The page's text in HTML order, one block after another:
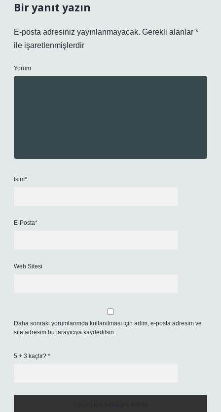
Bir yanıt yazın
E-posta adresiniz yayınlanmayacak. Gerekli alanlar *
ile işaretlenmişlerdir
Yorum
İsim*
E-Posta*
Web Sitesi
Daha sonraki yorumlarımda kullanılması için adım, e-posta adresim ve
site adresim bu tarayıcıya kaydedilsin.
5 + 3 kaçtır? *